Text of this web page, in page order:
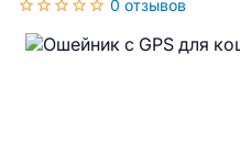
0 отзывов